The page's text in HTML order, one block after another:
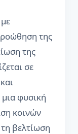
της
της
σε
φυσική
κοινών
βελτίωση